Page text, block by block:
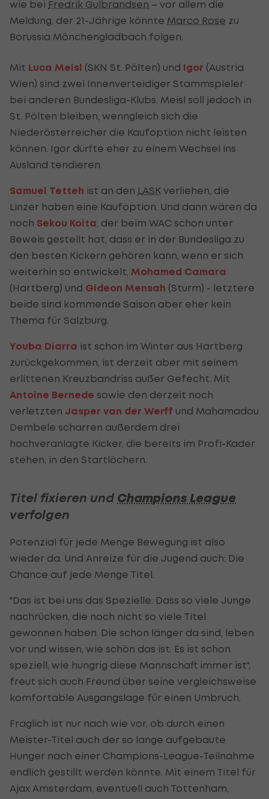
wie bei Fredrik Gulbrandsen – vor allem die
Meldung, der 21-Jährige könnte Marco Rose zu
Borussia Mönchengladbach folgen.
Mit Luca Meisl (SKN St. Pölten) und Igor (Austria
Wien) sind zwei Innenverteidiger Stammspieler
bei anderen Bundesliga-Klubs. Meisl soll jedoch in
St. Pölten bleiben, wenngleich sich die
Niederösterreicher die Kaufoption nicht leisten
können. Igor dürfte eher zu einem Wechsel ins
Ausland tendieren.
Samuel Tetteh ist an den LASK verliehen, die
Linzer haben eine Kaufoption. Und dann wären da
noch Sekou Koita, der beim WAC schon unter
Beweis gestellt hat, dass er in der Bundesliga zu
den besten Kickern gehören kann, wenn er sich
weiterhin so entwickelt, Mohamed Camara
(Hartberg) und Gideon Mensah (Sturm) - letztere
beide sind kommende Saison aber eher kein
Thema für Salzburg.
Youba Diarra ist schon im Winter aus Hartberg
zurückgekommen, ist derzeit aber mit seinem
erlittenen Kreuzbandriss außer Gefecht. Mit
Antoine Bernede sowie den derzeit noch
verletzten Jasper van der Werff und Mahamadou
Dembele scharren außerdem drei
hochveranlagte Kicker, die bereits im Profi-Kader
stehen, in den Startlöchern.
Titel fixieren und Champions League
verfolgen
Potenzial für jede Menge Bewegung ist also
wieder da. Und Anreize für die Jugend auch: Die
Chance auf jede Menge Titel.
"Das ist bei uns das Spezielle: Dass so viele Junge
nachrücken, die noch nicht so viele Titel
gewonnen haben. Die schon länger da sind, leben
vor und wissen, wie schön das ist. Es ist schon
speziell, wie hungrig diese Mannschaft immer ist",
freut sich auch Freund über seine vergleichsweise
komfortable Ausgangslage für einen Umbruch.
Fraglich ist nur nach wie vor, ob durch einen
Meister-Titel auch der so lange aufgebaute
Hunger nach einer Champions-League-Teilnahme
endlich gestillt werden könnte. Mit einem Titel für
Ajax Amsterdam, eventuell auch Tottenham,